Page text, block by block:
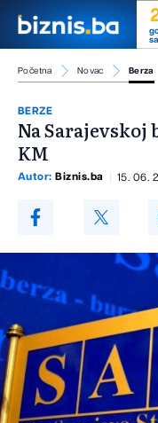
Početna Novac Berza
BERZE
Na Sarajevskoj
KM
Autor: Biznis.ba 15. 06.